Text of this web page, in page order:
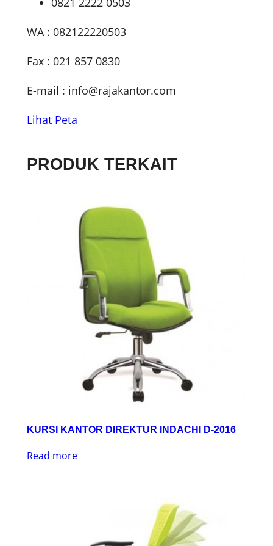
WA : 082122220503
Fax : 021 857 0830
E-mail : info@rajakantor.com
Lihat Peta
PRODUK TERKAIT
KURSI KANTOR DIREKTUR INDACHI D-2016
Read more